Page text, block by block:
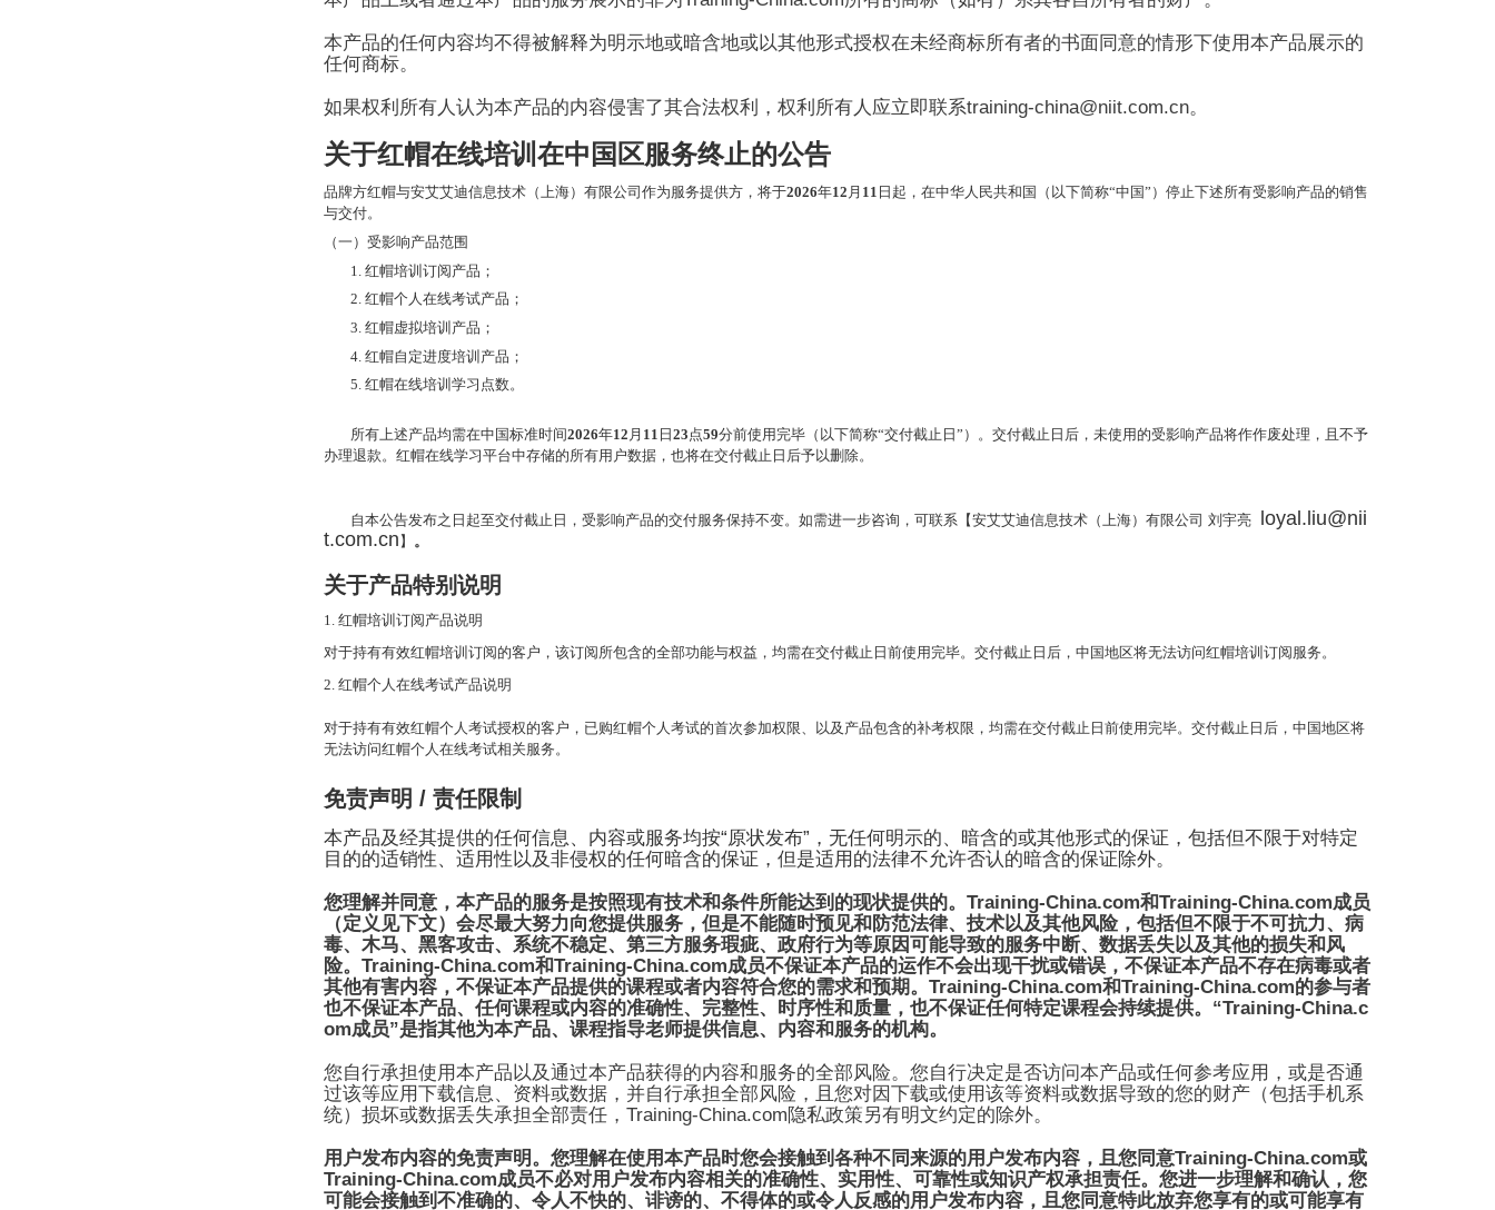
本产品的任何内容均不得被解释为明示地或暗含地或以其他形式授权在未经商标所有者的书面同意的情形下使用本产品展示的
任何商标。
如果权利所有人认为本产品的内容侵害了其合法权利，权利所有人应立即联系training-china@niit.com.cn。
关于红帽在线培训 在中国区服务终止的公告
品牌方红帽与安艾艾迪信息技术（上海）有限公司作为服务提供方，将于2026年12 月 11 日起，在中华人民共和国（以下简称“中国” ）停止下述所有受影响产品的销售
与交付。
（一）受影响产品范围
1. 红帽培训订阅产品；
2. 红帽个人在线考试产品；
3. 红帽虚拟培训产品；
4. 红帽自定进度培训产品；
5. 红帽在线培训学习点数。
所有上述产品均需在中国标准时间2026年12 月 11 日 23 点59分前使用完毕（以下简称“交付截止日 ” ）。交付截止日后，未使用的受影响产品将作作废处理，且不予
办理退款。红帽在线学习平台中存储的所有用户数据，也将在交付截止日后予以删除。
自本公告发布之日起至交付截止日，受影响产品的交付服务保持不变。如需进一步咨询，可联系【安艾艾迪信息技术（上海）有限公司 刘宇亮 loyal.liu@nii
t.com.cn 】 。
关于产品特别说明
1. 红帽培训订阅产品说明
对于持有有效红帽培训订阅的客户，该订阅所包含的全部功能与权益，均需在交付截止日前使用完毕。交付截止日后，中国地区将无法访问红帽培训订阅服务。
2. 红帽个人在线考试产品说明
对于持有有效红帽个人考试授权的客户，已购红帽个人考试的首次参加权限、以及产品包含的补考权限，均需在交付截止日前使用完毕。交付截止日后，中国地区将
无法访问红帽个人在线考试相关服务。
免责声明 / 责任限制
本产品及经其提供的任何信息、内容或服务均按“原状发布” ，无任何明示的、暗含的或其他形式的保证，包括但不限于对特定
目的的适销性、适用性以及非侵权的任何暗含的保证，但是适用的法律不允许否认的暗含的保证除外。
您理解并同意，本产品的服务是按照现有技术和条件所能达到的现状提供的。 Training-China.com和Training-China.com成员
（定义见下文）会尽最大努力向您提供服务，但是不能随时预见和防范法律、技术以及其他风险，包括但不限于不可抗力、病
毒、木马、黑客攻击、系统不稳定、第三方服务瑕疵、政府行为等原因可能导致的服务中断、数据丢失以及其他的损失和风
险。 Training-China.com和Training-China.com成员不保证本产品的运作不会出现干扰或错误，不保证本产品不存在病毒或者
其他有害内容，不保证本产品提供的课程或者内容符合您的需求和预期。 Training-China.com和Training-China.com的参与者
也不保证本产品、任何课程或内容的准确性、完整性、时序性和质量，也不保证任何特定课程会持续提供。 “Training-China.c
om成员”是指其他为本产品、课程指导老师提供信息、内容和服务的机构。
您自行承担使用本产品以及通过本产品获得的内容和服务的全部风险。您自行决定是否访问本产品或任何参考应用，或是否通
过该等应用下载信息、资料或数据，并自行承担全部风险，且您对因下载或使用该等资料或数据导致的您的财产（包括手机系
统）损坏或数据丢失承担全部责任， Training-China.com隐私政策另有明文约定的除外。
用户发布内容的免责声明。您理解在使用本产品时您会接触到各种不同来源的用户发布内容，且您同意Training-China.com或
Training-China.com成员不必对用户发布内容相关的准确性、实用性、可靠性或知识产权承担责任。您进一步理解和确认，您
可能会接触到不准确的、令人不快的、诽谤的、不得体的或令人反感的用户发布内容，且您同意特此放弃您享有的或可能享有